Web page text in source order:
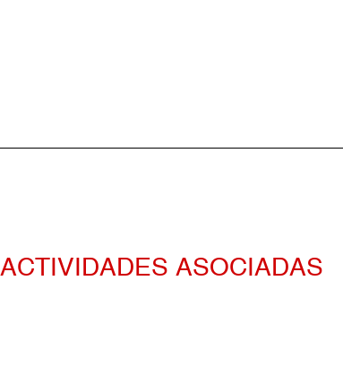
ACTIVIDADES ASOCIADAS